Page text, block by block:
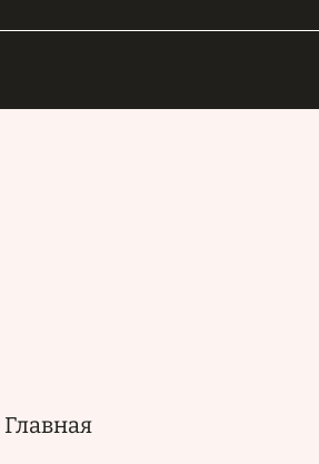
Основная
Главная